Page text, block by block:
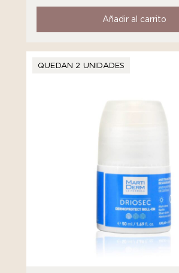
Añadir al carrito
QUEDAN 2 UNIDADES